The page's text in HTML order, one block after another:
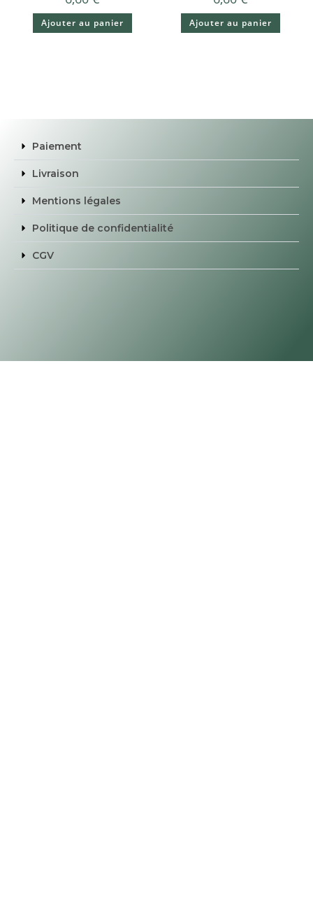
Ajouter au panier Ajouter au panier
Paiement
Livraison
Mentions légales
Politique de confidentialité
CGV